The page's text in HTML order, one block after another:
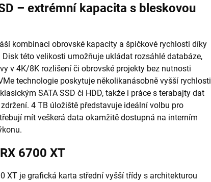
– extrémní kapacita s bleskovou
kombinaci obrovské kapacity a špičkové rychlosti díky
Disk této velikosti umožňuje ukládat rozsáhlé databáze,
v 4K/8K rozlišení či obrovské projekty bez nutnosti
technologie poskytuje několikanásobně vyšší rychlosti
SATA SSD či HDD, takže i práce s terabajty dat
4 TB úložiště představuje ideální volbu pro
mít veškerá data okamžitě dostupná na interním
6700 XT
XT je grafická karta střední vyšší třídy s architekturou